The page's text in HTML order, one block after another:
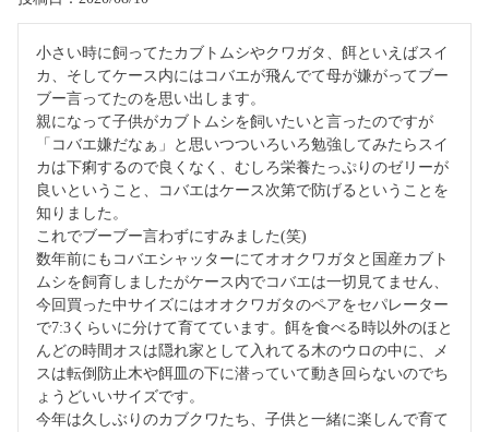
小さい時に飼ってたカブトムシやクワガタ、餌といえばスイ
カ、そしてケース内にはコバエが飛んでて母が嫌がってブー
ブー言ってたのを思い出します。
親になって子供がカブトムシを飼いたいと言ったのですが
「コバエ嫌だなぁ」と思いつついろいろ勉強してみたらスイ
カは下痢するので良くなく、むしろ栄養たっぷりのゼリーが
良いということ、コバエはケース次第で防げるということを
知りました。
これでブーブー言わずにすみました(笑)
数年前にもコバエシャッターにてオオクワガタと国産カブト
ムシを飼育しましたがケース内でコバエは一切見てません、
今回買った中サイズにはオオクワガタのペアをセパレーター
で7:3くらいに分けて育てています。餌を食べる時以外のほと
んどの時間オスは隠れ家として入れてる木のウロの中に、メ
スは転倒防止木や餌皿の下に潜っていて動き回らないのでち
ょうどいいサイズです。
今年は久しぶりのカブクワたち、子供と一緒に楽しんで育て